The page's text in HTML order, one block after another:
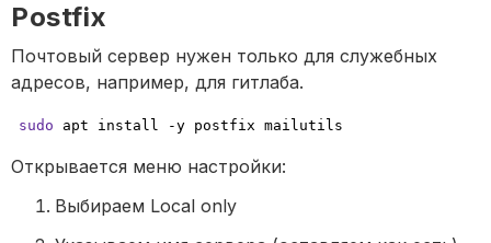
Postfix
Почтовый сервер нужен только для служебных
адресов, например, для гитлаба.
sudo apt install -y postfix mailutils
Открывается меню настройки:
Выбираем Local only